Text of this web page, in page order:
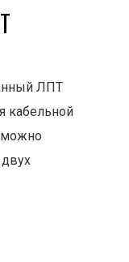
ЛПТ
кабельной